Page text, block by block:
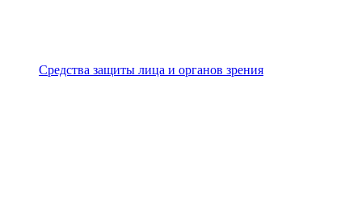
Средства защиты лица и органов зрения